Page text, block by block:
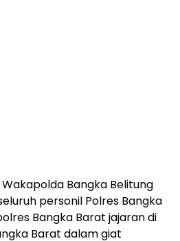
Wakapolda Bangka Belitung
personil Polres Bangka
Bangka Barat jajaran di
Barat dalam giat